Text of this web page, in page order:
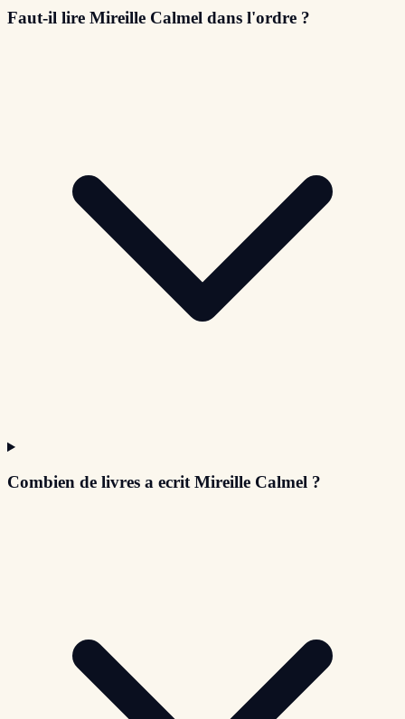
Faut-il lire Mireille Calmel dans l'ordre ?
Combien de livres a ecrit Mireille Calmel ?